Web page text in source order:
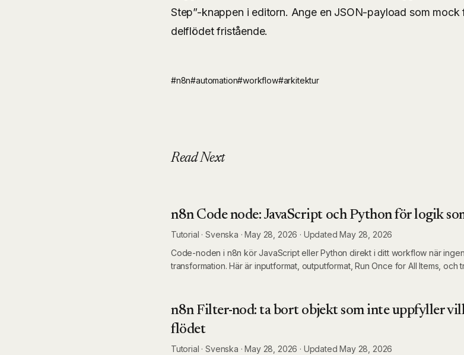
Step”-knappen i editorn. Ange en JSON-payload som
delflödet fristående.
#n8n#automation#workflow#arkitektur
Read Next
n8n Code node: JavaScript och Python för logik
Tutorial ·Svenska ·May 28, 2026 · UpdatedMay 28, 2026
Code-noden i n8n kör JavaScript eller Python direkt i ditt workflow när
transformation. Här är inputformat, outputformat, Run Once for All Items, och
n8n Filter-nod: ta bort objekt som inte uppfyller
flödet
Tutorial ·Svenska ·May 28, 2026 · UpdatedMay 28, 2026